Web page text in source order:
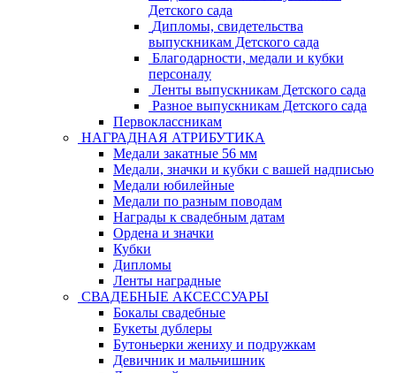
Детского сада
Дипломы, свидетельства
выпускникам Детского сада
Благодарности, медали и кубки
персоналу
Ленты выпускникам Детского сада
Разное выпускникам Детского сада
Первоклассникам
НАГРАДНАЯ АТРИБУТИКА
Медали закатные 56 мм
Медали, значки и кубки с вашей надписью
Медали юбилейные
Медали по разным поводам
Награды к свадебным датам
Ордена и значки
Кубки
Дипломы
Ленты наградные
СВАДЕБНЫЕ АКСЕССУАРЫ
Бокалы свадебные
Букеты дублеры
Бутоньерки жениху и подружкам
Девичник и мальчишник